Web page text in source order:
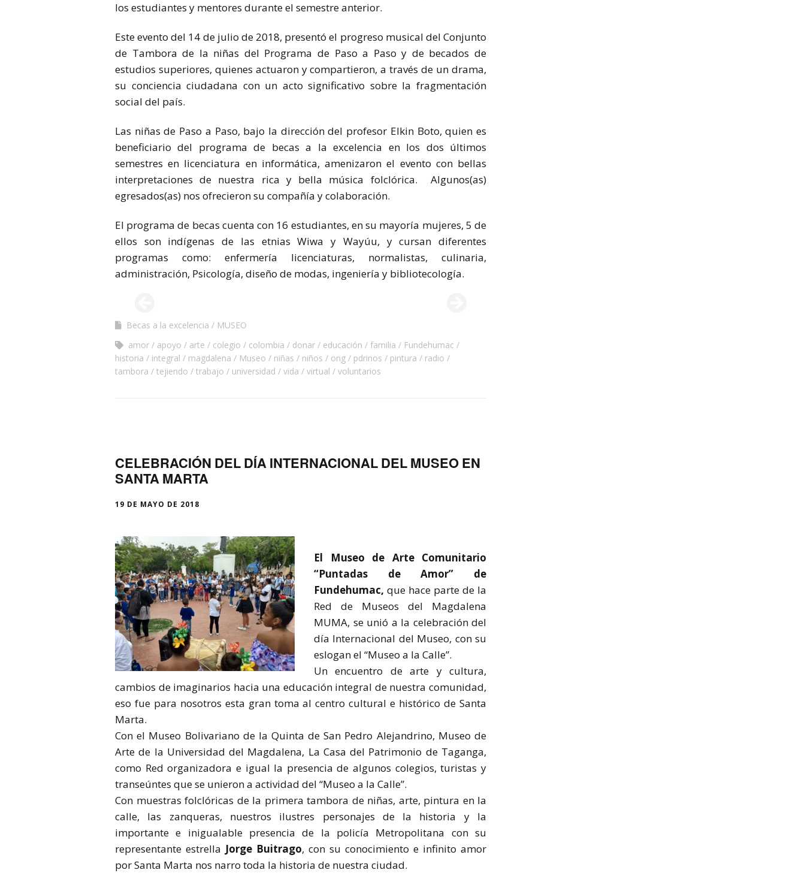
los estudiantes y mentores durante el semestre anterior.
Este evento del 14 de julio de 2018, presentó el progreso musical del Conjunto
de Tambora de la niñas del Programa de Paso a Paso y de becados de
estudios superiores, quienes actuaron y compartieron, a través de un drama,
su conciencia ciudadana con un acto significativo sobre la fragmentación
social del país.
Las niñas de Paso a Paso, bajo la dirección del profesor Elkin Boto, quien es
beneficiario del programa de becas a la excelencia en los dos últimos
semestres en licenciatura en informática, amenizaron el evento con bellas
interpretaciones de nuestra rica y bella música folclórica. Algunos(as)
egresados(as) nos ofrecieron su compañía y colaboración.
El programa de becas cuenta con 16 estudiantes, en su mayoría mujeres, 5 de
ellos son indígenas de las etnias Wiwa y Wayúu, y cursan diferentes
programas como: enfermería licenciaturas, normalistas, culinaria,
administración, Psicología, diseño de modas, ingeniería y bibliotecología.
Becas a la excelencia
MUSEO
amor
apoyo arte colegio colombia donar educación familia
Fundehumac
historia
integral magdalena Museo niñas niños ong pdrinos pintura
radio
tambora
tejiendo trabajo universidad vida virtual voluntarios
CELEBRACIÓN DEL DÍA INTERNACIONAL DEL MUSEO EN
SANTA MARTA
19 DE MAYO DE 2018
El Museo de Arte Comunitario
“Puntadas de Amor” de
Fundehumac, que hace parte de la
Red de Museos del Magdalena
MUMA, se unió a la celebración del
día Internacional del Museo, con su
eslogan el “Museo a la Calle”.
Un encuentro de arte y cultura,
cambios de imaginarios hacia una educación integral de nuestra comunidad,
eso fue para nosotros esta gran toma al centro cultural e histórico de Santa
Marta.
Con el Museo Bolivariano de la Quinta de San Pedro Alejandrino, Museo de
Arte de la Universidad del Magdalena, La Casa del Patrimonio de Taganga,
como Red organizadora e igual la presencia de algunos colegios, turistas y
transeúntes que se unieron a actividad del “Museo a la Calle”.
Con muestras folclóricas de la primera tambora de niñas, arte, pintura en la
calle, las zanqueras, nuestros ilustres personajes de la historia y la
importante e inigualable presencia de la policía Metropolitana con su
representante estrella Jorge Buitrago, con su conocimiento e infinito amor
por Santa Marta nos narro toda la historia de nuestra ciudad.